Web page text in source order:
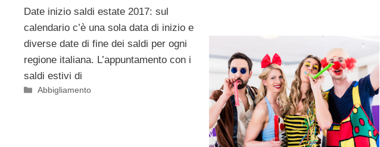
Date inizio saldi estate 2017: sul
calendario c’è una sola data di inizio e
diverse date di fine dei saldi per ogni
regione italiana. L’appuntamento con i
saldi estivi di
Categorie
Abbigliamento